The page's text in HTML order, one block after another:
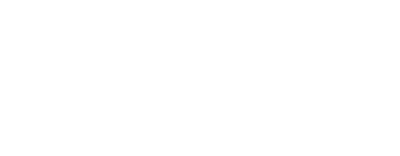
はありません。